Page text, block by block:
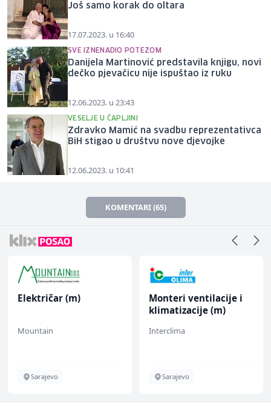
Još samo korak do oltara
17.07.2023. u 16:40
SVE IZNENADIO POTEZOM
Danijela Martinović predstavila knjigu, novi
dečko pjevačicu nije ispuštao iz ruku
12.06.2023. u 23:43
VESELJE U ČAPLJINI
Zdravko Mamić na svadbu reprezentativca
BiH stigao u društvu nove djevojke
12.06.2023. u 10:41
KOMENTARI (65)
Električar (m)
Mountain
Sarajevo
Monteri ventilacije i
klimatizacije (m)
Interclima
Sarajevo